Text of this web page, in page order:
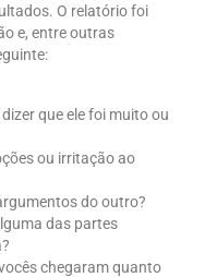
O relatório foi
e, entre outras
que ele foi muito ou
ou irritação ao
do outro?
das partes
chegaram quanto